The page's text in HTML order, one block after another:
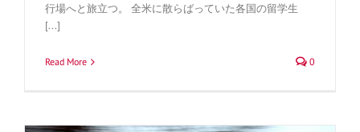
行場へと旅立つ。 全米に散らばっていた各国の留学生
[...]
Read More 0